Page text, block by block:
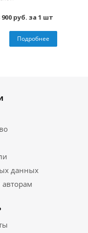
900 руб. за 1 шт
Подробнее
данных